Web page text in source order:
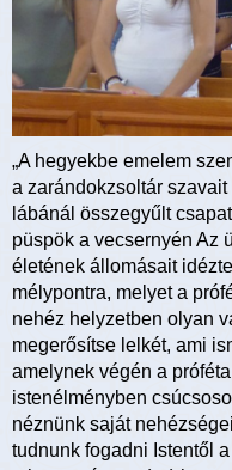
„A hegyekbe emelem
a zarándokzsoltár
lábánál összegyűlt
püspök a vecsernyén Az
életének állomásait
mélypontra, melyet a
nehéz helyzetben olyan
megerősítse lelkét, ami
amelynek végén a
istenélményben
néznünk saját
tudnunk fogadni Istentől